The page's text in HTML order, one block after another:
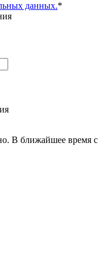
данных.*
В ближайшее время с